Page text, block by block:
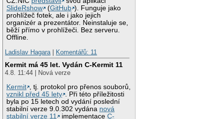
SlideRshow
(GitHub ). Funguje jako
prohlížeč fotek, ale i jako jejich
organizér a prezentátor. Neinstaluje se,
běží přímo v prohlížeči. Bez serveru.
Offline.
Ladislav Hagara | Komentářů: 11
Kermit má 45 let. Vydán C-Kermit 11
4.8. 11:44 | Nová verze
Kermit , tj. protokol pro přenos souborů,
vznikl před 45 lety . Při této příležitosti
byla po 15 letech od vydání poslední
stabilní verze 9.0.302 vydána nová
stabilní verze 11
implementaceC-